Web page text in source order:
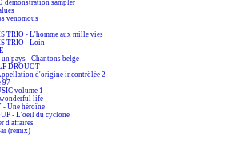
sampler
venomous
TRIO - L'homme aux mille vies
TRIO - Loin
pays - Chantons belge
DROUOT
d'origine incontrôlée 2
97
volume 1
life
Une héroïne
- L'oeil du cyclone
d'affaires
(remix)